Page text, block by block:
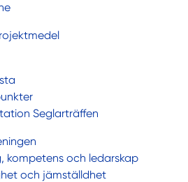
Seglarträffen
kompetens och ledarskap
och jämställdhet